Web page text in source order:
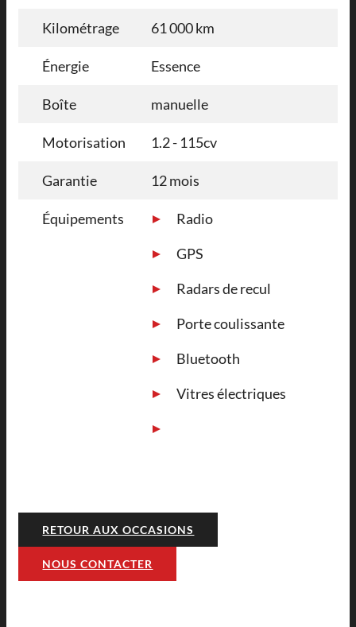
Kilométrage 61 000 km
Énergie Essence
Boîte manuelle
Motorisation 1.2 - 115cv
Garantie 12 mois
Équipements
Radio
GPS
Radars de recul
Porte coulissante
Bluetooth
Vitres électriques
RETOUR AUX OCCASIONS
NOUS CONTACTER